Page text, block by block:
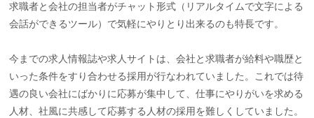
求職者と会社の担当者がチャット形式（リアルタイムで文字による
会話ができるツール）で気軽にやりとり出来るのも特長です。
今までの求人情報誌や求人サイトは、会社と求職者が給料や職歴と
いった条件をすり合わせる採用が行なわれていました。これでは待
遇の良い会社にばかりに応募が集中して、仕事にやりがいを求める
人材、社風に共感して応募する人材の採用を難しくしていました。